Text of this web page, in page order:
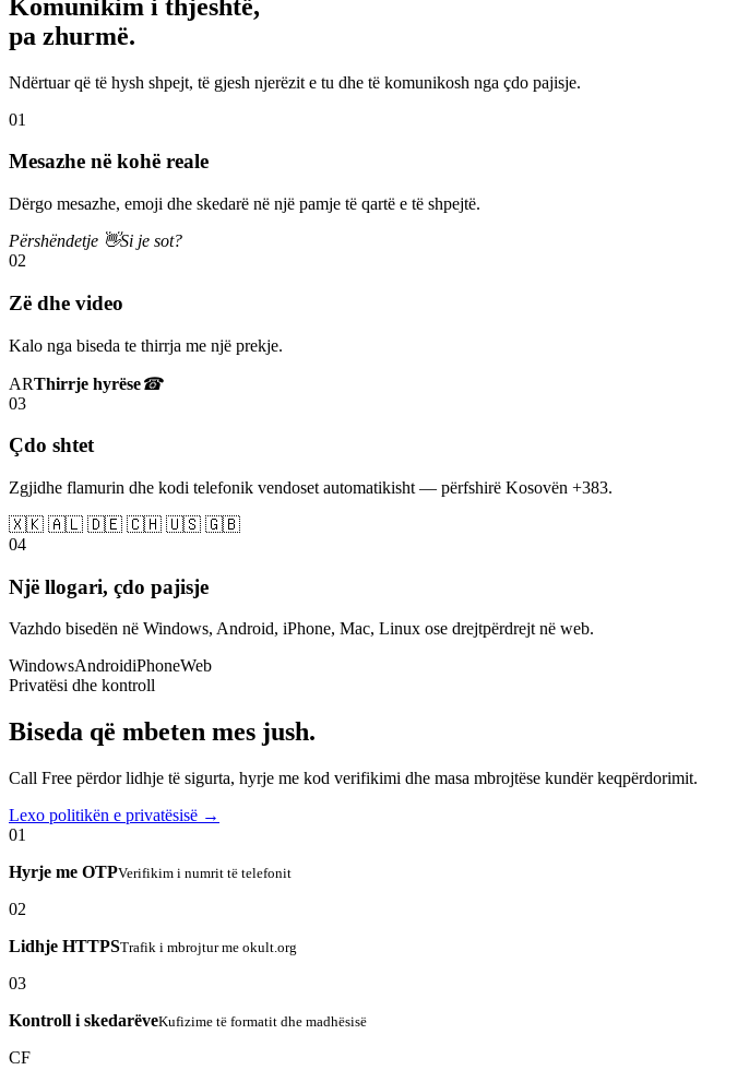
Komunikim i thjeshtë,
pa zhurmë.
Ndërtuar që të hysh shpejt, të gjesh njerëzit e tu dhe të komunikosh nga çdo pajisje.
01
Mesazhe në kohë reale
Dërgo mesazhe, emoji dhe skedarë në një pamje të qartë e të shpejtë.
Përshëndetje 👋Si je sot?
02
Zë dhe video
Kalo nga biseda te thirrja me një prekje.
ARThirrje hyrëse☎
03
Çdo shtet
Zgjidhe flamurin dhe kodi telefonik vendoset automatikisht — përfshirë Kosovën +383.
🇽🇰 🇦🇱 🇩🇪 🇨🇭 🇺🇸 🇬🇧
04
Një llogari, çdo pajisje
Vazhdo bisedën në Windows, Android, iPhone, Mac, Linux ose drejtpërdrejt në web.
WindowsAndroidiPhoneWeb
Privatësi dhe kontroll
Biseda që mbeten mes jush.
Call Free përdor lidhje të sigurta, hyrje me kod verifikimi dhe masa mbrojtëse kundër keqpërdorimit.
Lexo politikën e privatësisë →
01
Hyrje me OTPVerifikim i numrit të telefonit
02
Lidhje HTTPSTrafik i mbrojtur me okult.org
03
Kontroll i skedarëveKufizime të formatit dhe madhësisë
CF